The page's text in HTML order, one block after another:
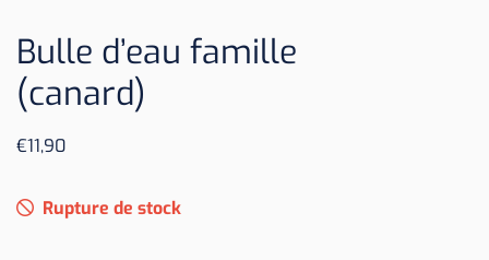
Bulle d’eau famille
(canard)
€11,90
Rupture de stock